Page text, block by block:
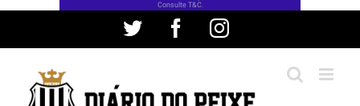
conteúdo
Twitter FacebookInstagram